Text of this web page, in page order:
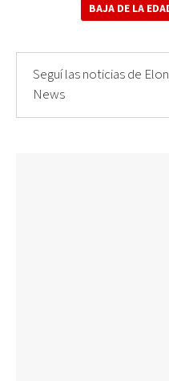
BAJA DE LA
Seguí las noticias de
News